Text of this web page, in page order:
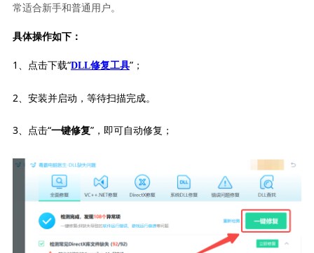
常适合新手和普通用户。
具体操作如下：
1、点击下载“DLL修复工具”；
2、安装并启动，等待扫描完成。
3、点击“一键修复”，即可自动修复；